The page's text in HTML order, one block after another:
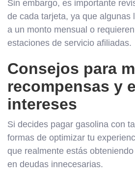
Sin embargo, es importante
de cada tarjeta, ya que algunas
a un monto mensual o
estaciones de servicio afiliadas.
Consejos para
recompensas y
intereses
Si decides pagar gasolina con
formas de optimizar tu
que realmente estás
en deudas innecesarias.